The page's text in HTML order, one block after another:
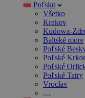
Poľsko
Všetko
Krakov
Kudowa-
Baltské more
Poľské
Poľské
Poľské
Poľské Tatry
Vroclav
…